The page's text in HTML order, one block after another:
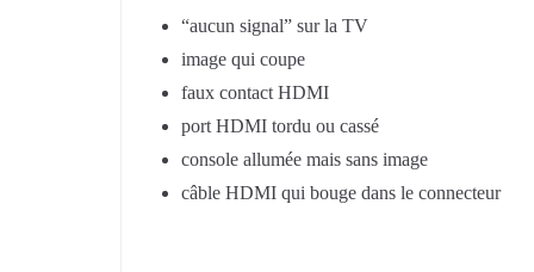
“aucun signal” sur la TV
image qui coupe
faux contact HDMI
port HDMI tordu ou cassé
console allumée mais sans image
câble HDMI qui bouge dans le connecteur